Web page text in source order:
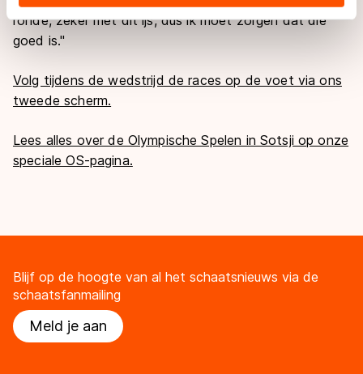
landen buiten de EU, zoals de VS, waar mogelijk geen
adequaat beschermingsniveau geldt volgens de GDPR.
Door op ‘Toestaan’ te klikken, stemt u in met deze
ronde, zeker met dit ijs, dus ik moet zorgen dat die
goed is."
Volg tijdens de wedstrijd de races op de voet via ons
tweede scherm.
Lees alles over de Olympische Spelen in Sotsji op onze
speciale OS-pagina.
Blijf op de hoogte van al het schaatsnieuws via de
schaatsfanmailing
Meld je aan